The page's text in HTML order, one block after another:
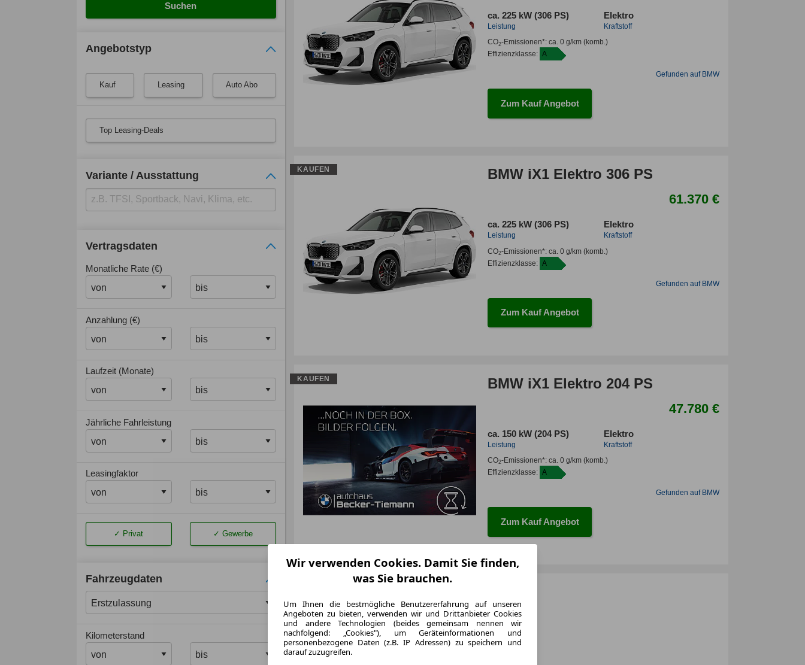
Suchen
Angebotstyp
Kauf Leasing Auto Abo
Top Leasing-Deals
Variante / Ausstattung
Vertragsdaten
Monatliche Rate (€)
Anzahlung (€)
Laufzeit (Monate)
Jährliche Fahrleistung
Leasingfaktor
Privat Gewerbe
Fahrzeugdaten
Kilometerstand
ca. 225 kW (306 PS)
Leistung
Elektro
Kraftstoff
CO2-Emissionen*: ca. 0 g/km(komb.)
Effizienzklasse: A
Gefunden auf BMW
Zum Kauf Angebot
BMW iX1 Elektro 306 PS
61.370 €
ca. 225 kW (306 PS)
Leistung
Elektro
Kraftstoff
CO2-Emissionen*: ca. 0 g/km(komb.)
Effizienzklasse: A
Gefunden auf BMW
Zum Kauf Angebot
KAUFEN
BMW iX1 Elektro 204 PS
47.780 €
ca. 150 kW (204 PS)
Leistung
Elektro
Kraftstoff
CO2-Emissionen*: ca. 0 g/km(komb.)
Effizienzklasse: A
Gefunden auf BMW
Zum Kauf Angebot
KAUFEN
Wir verwenden Cookies. Damit Sie finden,
was Sie brauchen.
Um Ihnen die bestmögliche Benutzererfahrung auf unseren
Angeboten zu bieten, verwenden wir und Drittanbieter Cookies
und andere Technologien (beides gemeinsam nennen wir
nachfolgend: „Cookies"), um Geräteinformationen und
personenbezogene Daten (z.B. IP Adressen) zu speichern und
darauf zuzugreifen.